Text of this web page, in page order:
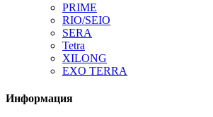
PRIME
RIO/SEIO
SERA
Tetra
XILONG
EXO TERRA
Информация